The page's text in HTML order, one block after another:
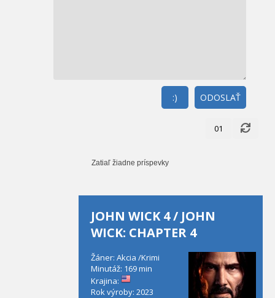
ODOSLAŤ
:)
01
Zatiaľ žiadne príspevky
JOHN WICK 4 / JOHN
WICK: CHAPTER 4
Žáner: Akcia /Krimi
Minutáž: 169 min
Krajina:
Rok výroby: 2023